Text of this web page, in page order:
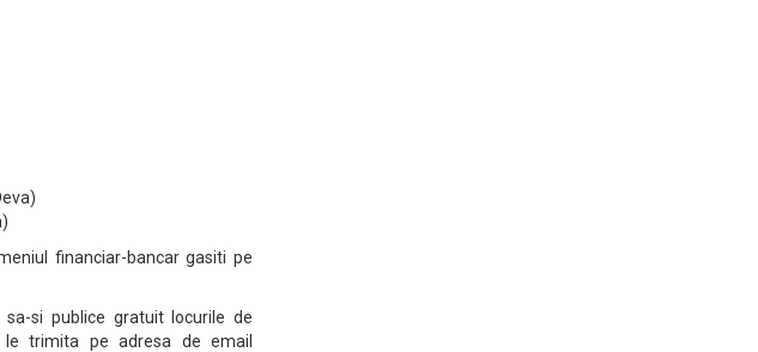
financiar-bancar gasiti pe
si publice gratuit locurile de
le trimita pe adresa de email